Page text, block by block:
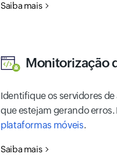
Saiba mais
Monitorização
Identifique os servidores
que estejam gerando
plataformas móveis.
Saiba mais